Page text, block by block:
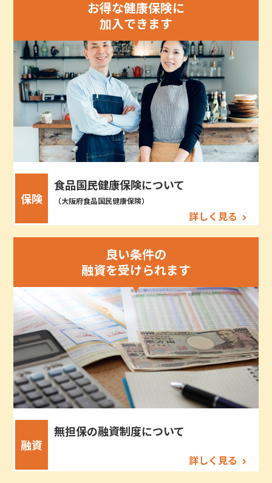
お得な健康保険に
加入できます
保険
食品国民健康保険について
（大阪府食品国民健康保険）
詳しく見る
良い条件の
融資を受けられます
融資
無担保の融資制度について
詳しく見る